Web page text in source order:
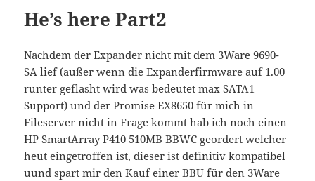
He’s here Part2
Nachdem der Expander nicht mit dem 3Ware 9690-
SA lief (außer wenn die Expanderfirmware auf 1.00
runter geflasht wird was bedeutet max SATA1
Support) und der Promise EX8650 für mich in
Fileserver nicht in Frage kommt hab ich noch einen
HP SmartArray P410 510MB BBWC geordert welcher
heut eingetroffen ist, dieser ist definitiv kompatibel
uund spart mir den Kauf einer BBU für den 3Ware